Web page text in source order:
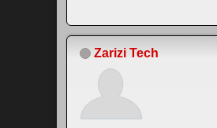
Zarizi Tech